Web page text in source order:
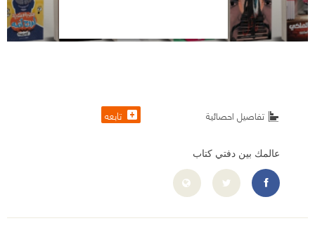
تفاصيل احصائية تابعه
عالمك بين دفتي كتاب
https://www.facebook.com/DAR.ELWATAN/